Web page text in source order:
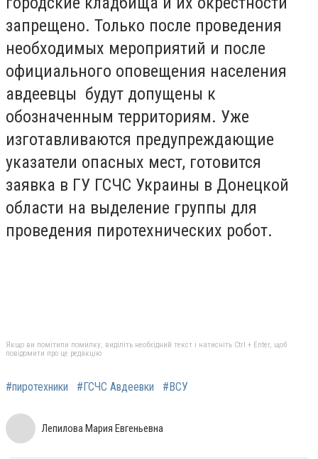
запрещено. Только после проведения
необходимых мероприятий и после
официального оповещения населения
авдеевцы будут допущены к
обозначенным территориям. Уже
изготавливаются предупреждающие
указатели опасных мест, готовится
заявка в ГУ ГСЧС Украины в Донецкой
области на выделение группы для
проведения пиротехнических робот.
Якщо ви помітили помилку, виділіть необхідний текст і натисніть Ctrl + Enter, щоб
повідомити про це редакцію
#пиротехники #ГСЧС Авдеевки #ВСУ
Лепилова Мария Евгеньевна